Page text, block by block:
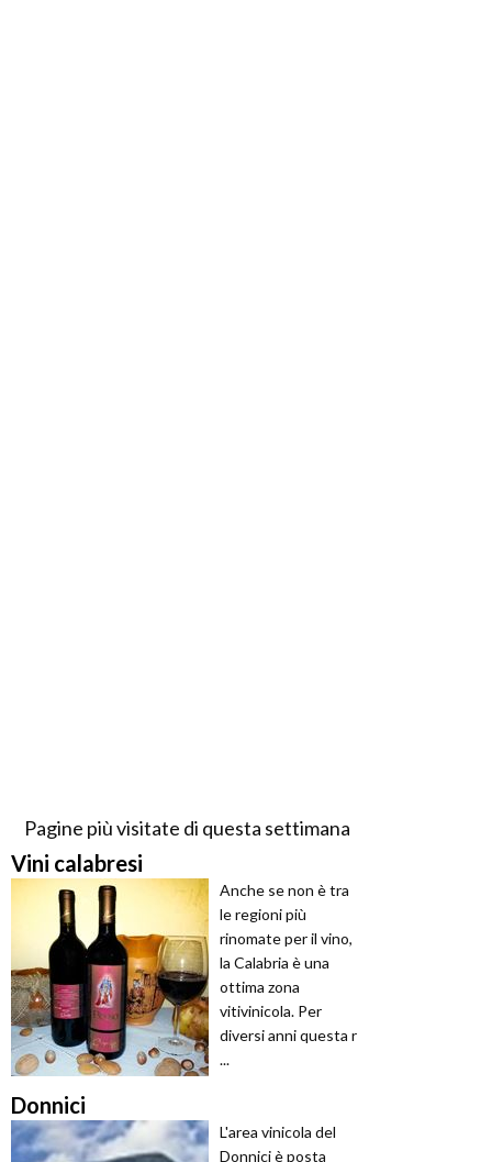
Pagine più visitate di questa settimana
Vini calabresi
Anche se non è tra
le regioni più
rinomate per il vino,
la Calabria è una
ottima zona
vitivinicola. Per
diversi anni questa r
...
Donnici
L'area vinicola del
Donnici è posta